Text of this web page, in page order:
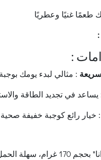
طعمًا غنيًا وعطريًا
: مثالي لبدء يومك
يساعد في تجديد الطاقة
: خيار رائع كوجبة خفيفة
تأتي عبوة "دانا" بحجم